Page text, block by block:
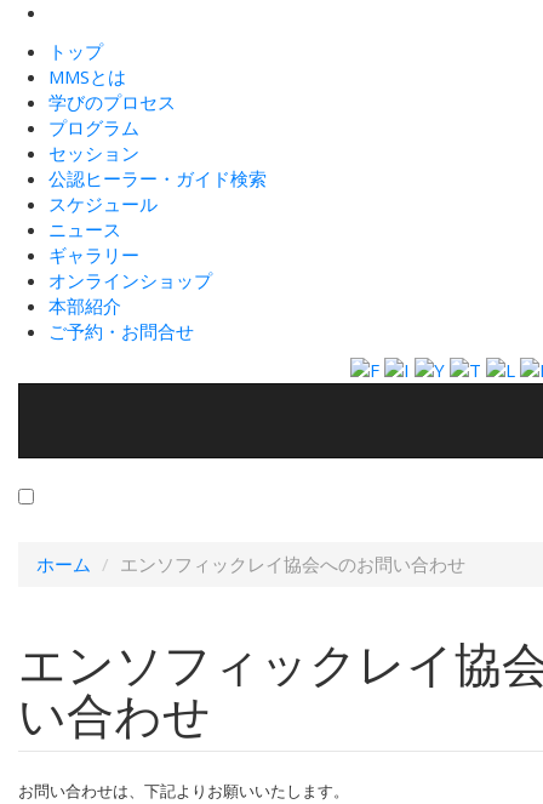
トップ
MMSとは
学びのプロセス
プログラム
セッション
公認ヒーラー・ガイド検索
スケジュール
ニュース
ギャラリー
オンラインショップ
本部紹介
ご予約・お問合せ
ホーム エンソフィックレイ協会へのお問い合わせ
エンソフィックレイ協
い合わせ
お問い合わせは、下記よりお願いいたします。